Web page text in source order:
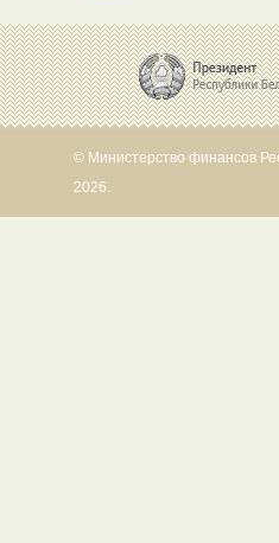
© Министерство финансов
2026.